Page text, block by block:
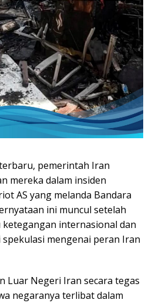
pemerintah Iran
mereka dalam insiden
AS yang melanda Bandara
ini muncul setelah
internasional dan
mengenai peran Iran
Luar Negeri Iran secara tegas
negaranya terlibat dalam